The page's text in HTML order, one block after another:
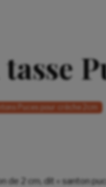
Puces pour crèche 2cm
de 2 cm, dit « santon